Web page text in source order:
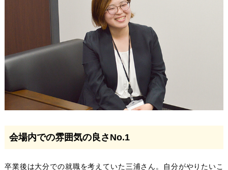
会場内での雰囲気の良さNo.1
卒業後は大分での就職を考えていた三浦さん。自分がやりたいこ